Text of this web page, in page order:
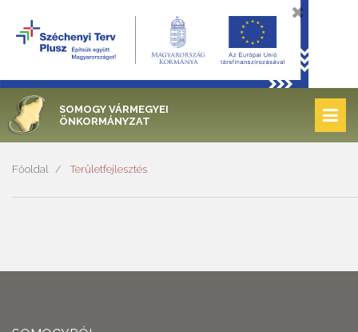
SOMOGY VÁRMEGYEI
ÖNKORMÁNYZAT
Főoldal Területfejlesztés